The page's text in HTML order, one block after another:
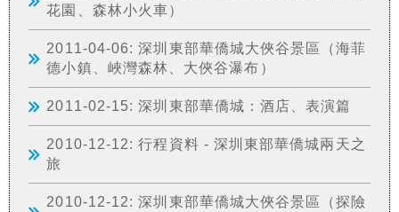
花園、森林小火車）
2011-04-06: 深圳東部華僑城大俠谷景區（海菲
德小鎮、峽灣森林、大俠谷瀑布）
2011-02-15: 深圳東部華僑城：酒店、表演篇
2010-12-12: 行程資料 - 深圳東部華僑城兩天之
旅
2010-12-12: 深圳東部華僑城大俠谷景區（探險